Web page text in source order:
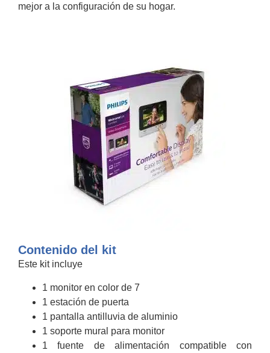
mejor a la configuración de su hogar.
Contenido del kit
Este kit incluye
1 monitor en color de 7
1 estación de puerta
1 pantalla antilluvia de aluminio
1 soporte mural para monitor
1 fuente de alimentación compatible con